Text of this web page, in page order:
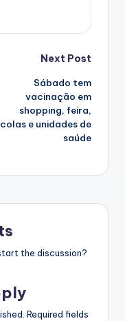
Next Post
Sábado tem
vacinação em
shopping, feira,
e unidades de
saúde
the discussion?
Required fields